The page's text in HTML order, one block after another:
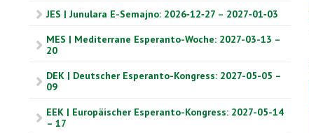
JES | Junulara E-Semajno: 2026‑12‑27 – 2027‑01‑03
MES | Mediterrane Esperanto-Woche: 2027-03-13 –
20
DEK | Deutscher Esperanto-Kongress: 2027-05-05 –
09
EEK | Europäischer Esperanto-Kongress: 2027-05-14
– 17